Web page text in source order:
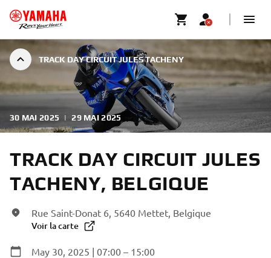
TRACK DAY CIRCUIT JULES TACHENY
30 MAI 2025 | 29 MAI 2025
TRACK DAY CIRCUIT JULES
TACHENY, BELGIQUE
Rue Saint-Donat 6, 5640 Mettet, Belgique
Voir la carte
May 30, 2025 | 07:00 – 15:00